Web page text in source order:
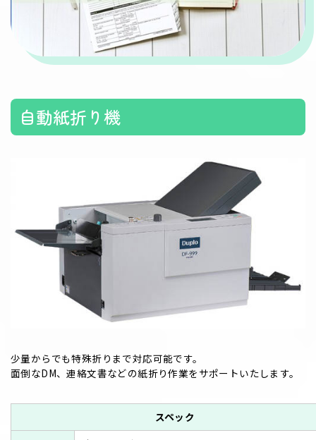
自動紙折り機
少量からでも特殊折りまで対応可能です。
面倒なDM、連絡文書などの紙折り作業をサポートいたします。
スペック